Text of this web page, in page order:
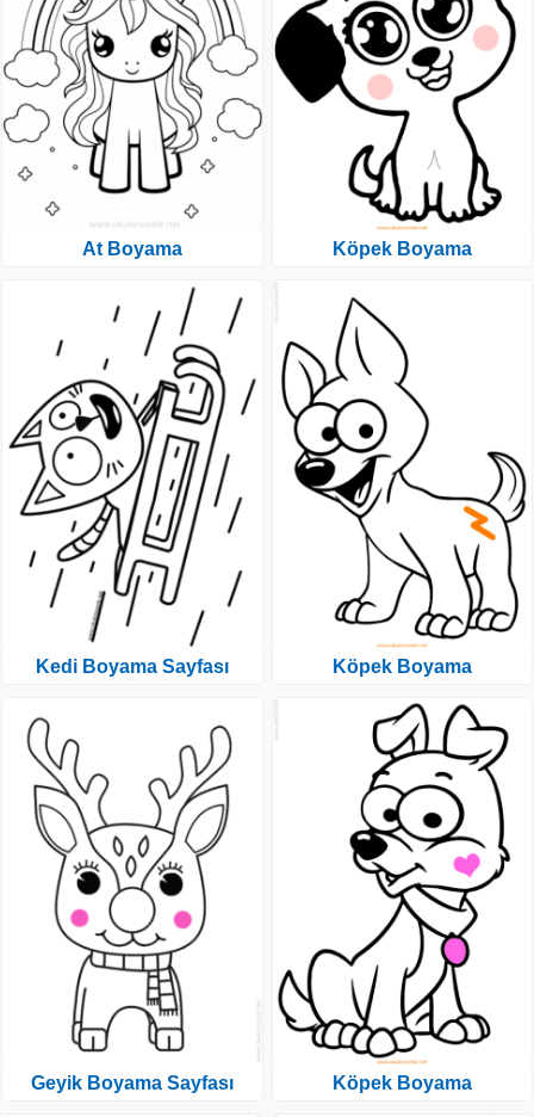
At Boyama
Kedi Boyama Sayfası
Geyik Boyama Sayfası
Köpek Boyama
Köpek Boyama
Köpek Boyama